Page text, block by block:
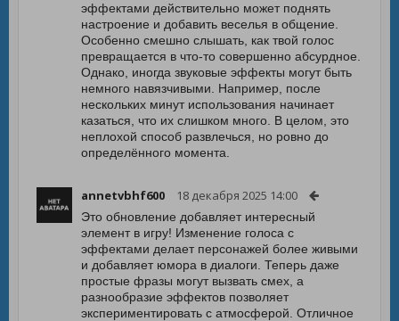
эффектами действительно может поднять
настроение и добавить веселья в общение.
Особенно смешно слышать, как твой голос
превращается в что-то совершенно абсурдное.
Однако, иногда звуковые эффекты могут быть
немного навязчивыми. Например, после
нескольких минут использования начинает
казаться, что их слишком много. В целом, это
неплохой способ развлечься, но ровно до
определённого момента.
annetvbhf600 18 декабря 2025 14:00
Это обновление добавляет интересный
элемент в игру! Изменение голоса с
эффектами делает персонажей более живыми
и добавляет юмора в диалоги. Теперь даже
простые фразы могут вызвать смех, а
разнообразие эффектов позволяет
экспериментировать с атмосферой. Отличное